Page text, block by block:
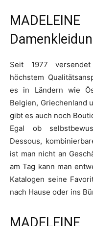
Seit 1977 versendet
höchstem
es in Ländern wie
Belgien, Griechenland
gibt es auch noch
Egal ob
Dessous,
ist man nicht an
am Tag kann man
Katalogen seine
nach Hause oder ins